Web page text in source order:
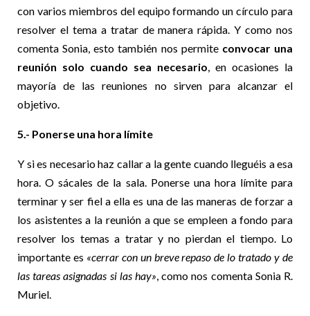
con varios miembros del equipo formando un círculo para
resolver el tema a tratar de manera rápida. Y como nos
comenta Sonia, esto también nos permite convocar una
reunión solo cuando sea necesario, en ocasiones la
mayoría de las reuniones no sirven para alcanzar el
objetivo.
5.- Ponerse una hora límite
Y si es necesario haz callar a la gente cuando lleguéis a esa
hora. O sácales de la sala. Ponerse una hora límite para
terminar y ser fiel a ella es una de las maneras de forzar a
los asistentes a la reunión a que se empleen a fondo para
resolver los temas a tratar y no pierdan el tiempo. Lo
importante es «cerrar con un breve repaso de lo tratado y de
las tareas asignadas si las hay», como nos comenta Sonia R.
Muriel.